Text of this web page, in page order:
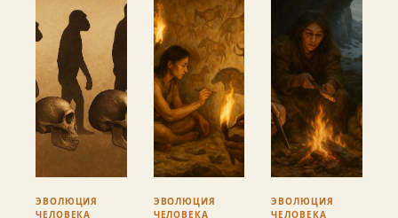
ЭВОЛЮЦИЯ
ЧЕЛОВЕКА
ЭВОЛЮЦИЯ
ЧЕЛОВЕКА
ЭВОЛЮЦИЯ
ЧЕЛОВЕКА